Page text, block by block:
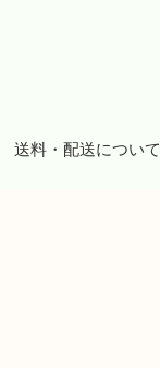
送料・配送について